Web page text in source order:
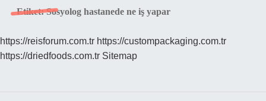
Hakkımızda
Etiket:Sosyolog hastanede ne iş yapar
https://reisforum.com.tr https://custompackaging.com.tr
https://driedfoods.com.tr Sitemap